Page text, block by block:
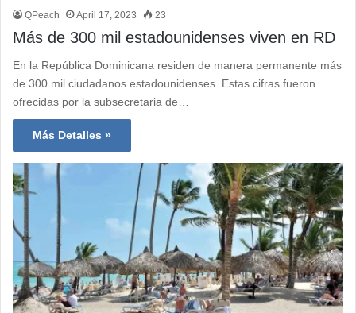
QPeach April 17, 2023 23
Más de 300 mil estadounidenses viven en RD
En la República Dominicana residen de manera permanente más
de 300 mil ciudadanos estadounidenses. Estas cifras fueron
ofrecidas por la subsecretaria de…
Más Detalles »